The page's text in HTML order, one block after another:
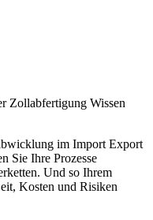
Zollabfertigung Wissen
im Import Export
Sie Ihre Prozesse
Und so Ihrem
Kosten und Risiken